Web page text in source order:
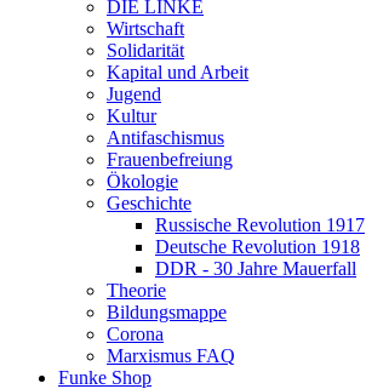
DIE LINKE
Wirtschaft
Solidarität
Kapital und Arbeit
Jugend
Kultur
Antifaschismus
Frauenbefreiung
Ökologie
Geschichte
Russische Revolution 1917
Deutsche Revolution 1918
DDR - 30 Jahre Mauerfall
Theorie
Bildungsmappe
Corona
Marxismus FAQ
Funke Shop